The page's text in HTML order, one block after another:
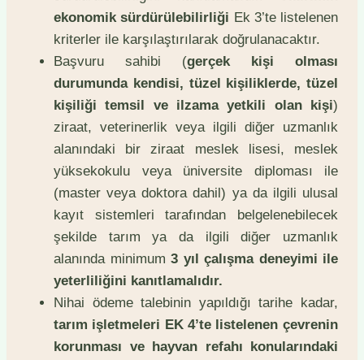
ekonomik sürdürülebilirliği Ek 3’te listelenen
kriterler ile karşılaştırılarak doğrulanacaktır.
Başvuru sahibi (gerçek kişi olması
durumunda kendisi, tüzel kişiliklerde, tüzel
kişiliği temsil ve ilzama yetkili olan kişi)
ziraat, veterinerlik veya ilgili diğer uzmanlık
alanındaki bir ziraat meslek lisesi, meslek
yüksekokulu veya üniversite diploması ile
(master veya doktora dahil) ya da ilgili ulusal
kayıt sistemleri tarafından belgelenebilecek
şekilde tarım ya da ilgili diğer uzmanlık
alanında minimum 3 yıl çalışma deneyimi ile
yeterliliğini kanıtlamalıdır.
Nihai ödeme talebinin yapıldığı tarihe kadar,
tarım işletmeleri EK 4’te listelenen çevrenin
korunması ve hayvan refahı konularındaki